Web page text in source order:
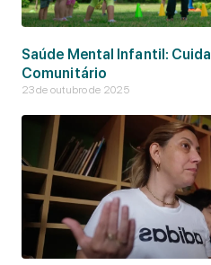
Saúde Mental Infantil:
Comunitário
23 de outubro de 2025